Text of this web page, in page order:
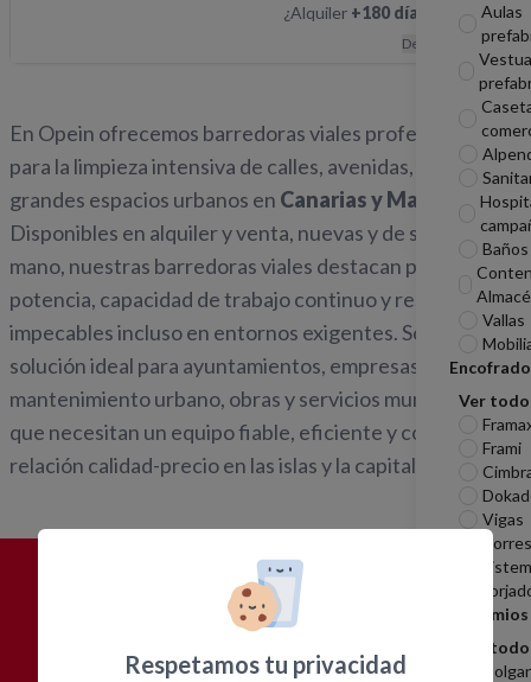
Aulas
Vallas
Encofrado
Ver todo
Frami
Vigas
Andamios
Ver todo
¿Alquiler +180 días Hablemos
Descripción
En Opein ofrecemos barredoras viales profesionales
para la limpieza intensiva de calles, avenidas, polígonos y
grandes espacios urbanos en Canarias y Madrid
Disponibles en alquiler y venta, nuevas y de segunda
mano, nuestras barredoras viales destacan por su
potencia, capacidad de trabajo continuo y resultados
impecables incluso en entornos exigentes. Son la
solución ideal para ayuntamientos, empresas de
mantenimiento urbano, obras y servicios municipales
que necesitan un equipo fiable, eficiente y con la mejor
relación calidad-precio en las islas y la capital.
¿POR QUÉALQUILAR CON
OPEIN?
Respetamos tu privacidad